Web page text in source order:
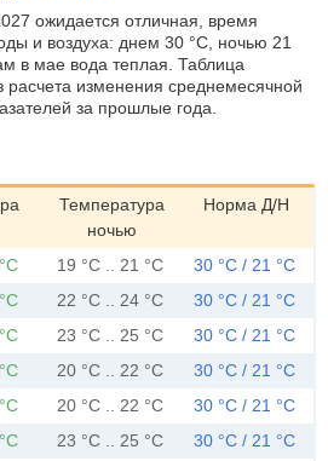
ожидается отличная, время
и воздуха: днем 30 °C, ночью 21
в мае вода теплая. Таблица
изменения среднемесячной
за прошлые года.
Температура
ночью
Норма Д/Н
19 °C .. 21 °C
30 °C / 21 °C
22 °C .. 24 °C
30 °C / 21 °C
23 °C .. 25 °C
30 °C / 21 °C
20 °C .. 22 °C
30 °C / 21 °C
20 °C .. 22 °C
30 °C / 21 °C
23 °C .. 25 °C
30 °C / 21 °C